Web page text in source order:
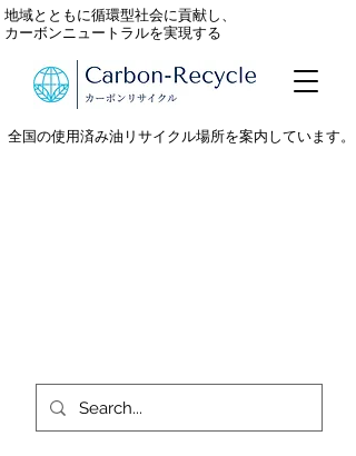
全国の使用済み油リサイクル場所を案内しています。
地域とともに循環型社会に貢献し、
カーボンニュートラルを実現する